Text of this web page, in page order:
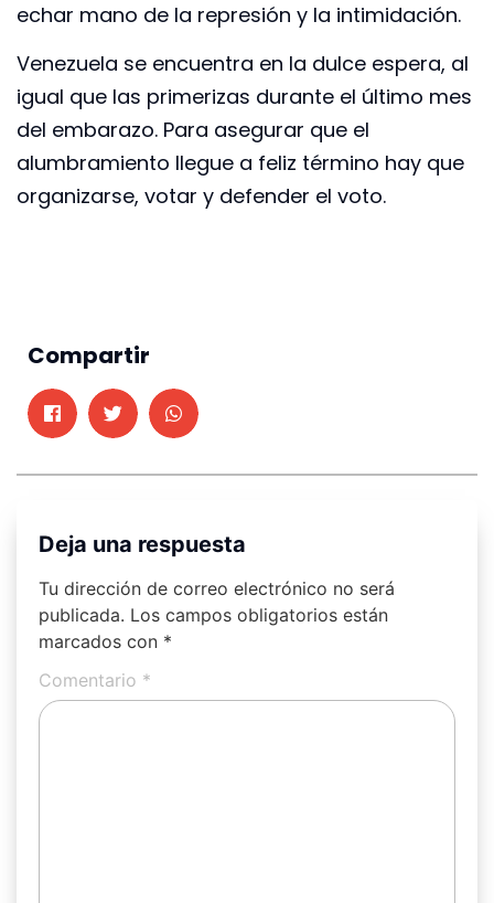
echar mano de la represión y la intimidación.
Venezuela se encuentra en la dulce espera, al
igual que las primerizas durante el último mes
del embarazo. Para asegurar que el
alumbramiento llegue a feliz término hay que
organizarse, votar y defender el voto.
Compartir
Deja una respuesta
Tu dirección de correo electrónico no será
publicada. Los campos obligatorios están
marcados con *
Comentario *